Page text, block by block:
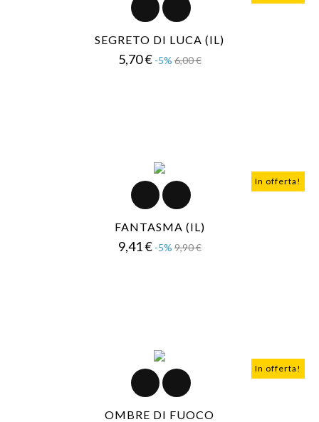
SEGRETO DI LUCA (IL)
5,70 € Prezzo
-5% 6,00 €Prezzo
In offerta!
FANTASMA (IL)
9,41 € Prezzo
-5% 9,90 €Prezzo
In offerta!
OMBRE DI FUOCO